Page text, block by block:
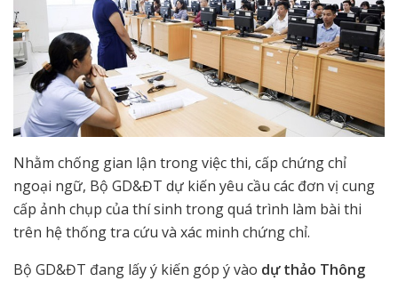
Nhằm chống gian lận trong việc thi, cấp chứng chỉ
ngoại ngữ, Bộ GD&ĐT dự kiến yêu cầu các đơn vị cung
cấp ảnh chụp của thí sinh trong quá trình làm bài thi
trên hệ thống tra cứu và xác minh chứng chỉ.
Bộ GD&ĐT đang lấy ý kiến góp ý vào dự thảo Thông